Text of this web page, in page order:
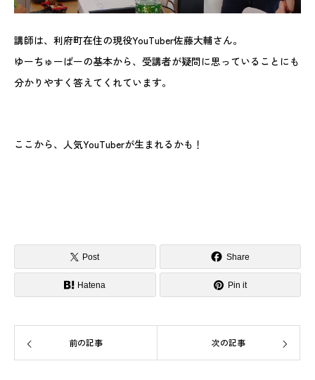
講師は、利府町在住の現役YouTuber佐藤大輔さん。
ゆーちゅーばーの基本から、受講者が疑問に思っていることにも
分かりやすく答えてくれています。
ここから、人気YouTuberが生まれるかも！
Post Share
Hatena Pin it
前の記事 次の記事